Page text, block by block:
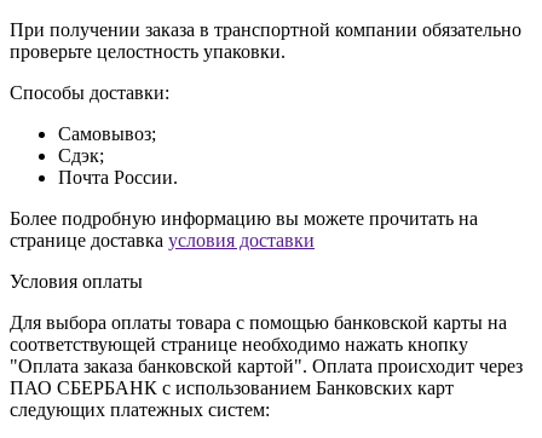
При получении заказа в транспортной компании обязательно
проверьте целостность упаковки.
Способы доставки:
Самовывоз;
Сдэк;
Почта России.
Более подробную информацию вы можете прочитать на
странице доставка условия доставки
Условия оплаты
Для выбора оплаты товара с помощью банковской карты на
соответствующей странице необходимо нажать кнопку
"Оплата заказа банковской картой". Оплата происходит через
ПАО СБЕРБАНК с использованием Банковских карт
следующих платежных систем: